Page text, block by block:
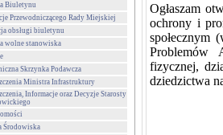
Biuletynu
Przewodniczącego Rady Miejskiej
obsługi biuletynu
wolne stanowiska
Skrzynka Podawcza
Ministra Infrastruktury
Informacje oraz Decyzje Starosty
Środowiska
Ogłaszam
ochrony i
społecznym
Problemów
fizycznej,
dziedzictwa